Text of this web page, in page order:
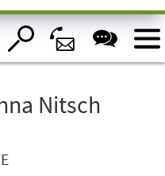
Nitsch